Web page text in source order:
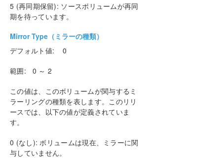
5 (再同期保留): ソースボリュームが再同
期を待っています。
Mirror Type（ミラーの種類）
デフォルト値: 0
範囲: 0 ～ 2
この値は、このボリュームが関与するミ
ラーリングの種類を表します。このリリ
ースでは、以下の値が定義されていま
す。
0 (なし): ボリュームは現在、ミラーに関
与していません。